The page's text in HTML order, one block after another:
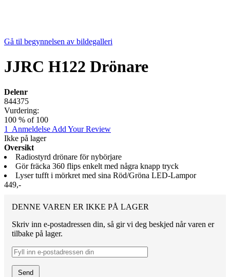
Gå til begynnelsen av bildegalleri
JJRC H122 Drönare
Delenr
844375
Vurdering:
100 % of 100
1
Anmeldelse Add Your Review
Ikke på lager
Oversikt
Radiostyrd drönare för nybörjare
Gör fräcka 360 flips enkelt med några knapp tryck
Lyser tufft i mörkret med sina Röd/Gröna LED-Lampor
449,-
DENNE VAREN ER IKKE PÅ LAGER
Skriv inn e-postadressen din, så gir vi deg beskjed når varen er
tilbake på lager.
Send